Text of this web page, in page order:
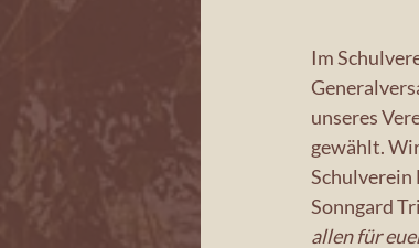
Im
unseres
gewählt.
Schulverein
Sonngard
allen für